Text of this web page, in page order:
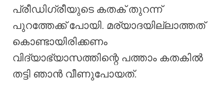
പ്രീഡിഗ്രീയുടെ കതക് തുറന്ന്
പുറത്തേക്ക് പോയി. മര്യാദയില്ലാത്തത്
കൊണ്ടായിരിക്കണം
വിദ്യാഭ്യാസത്തിന്റെ പത്താം കതകിൽ
തട്ടി ഞാൻ വീണുപോയത്.